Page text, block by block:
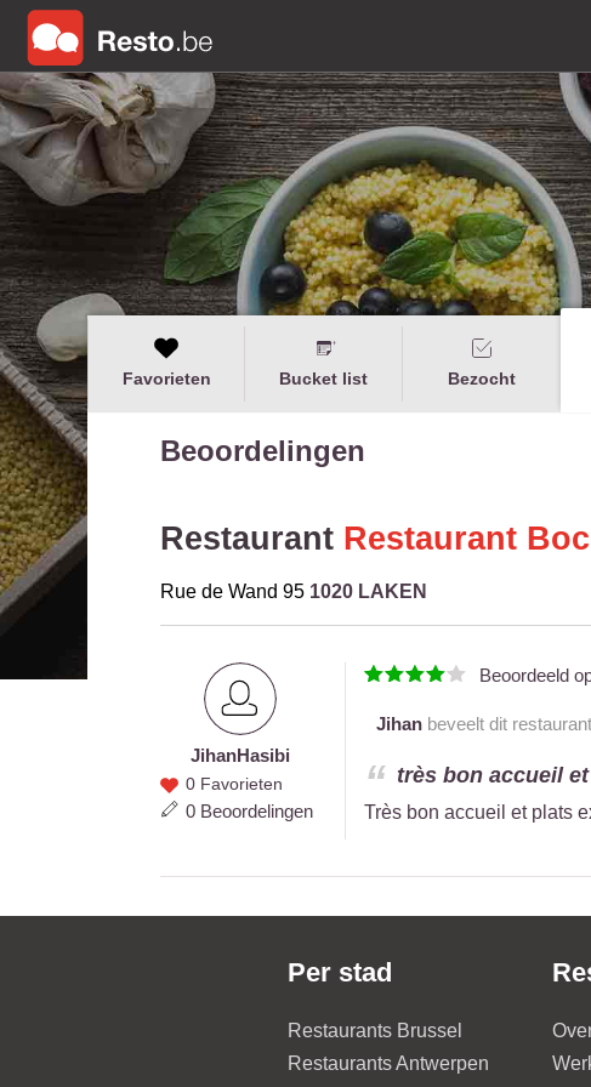
Favorieten Bucket list Bezocht
Beoordelingen
Restaurant Restaurant
Rue de Wand 95 1020 LAKEN
Jihan
Hasibi
JihanHasibi
0 Favorieten
0 Beoordelingen
Beoordeeld
Jihan beveelt dit
très bon accueil
Très bon accueil et plats
Per stad
Restaurants Brussel
Restaurants Antwerpen